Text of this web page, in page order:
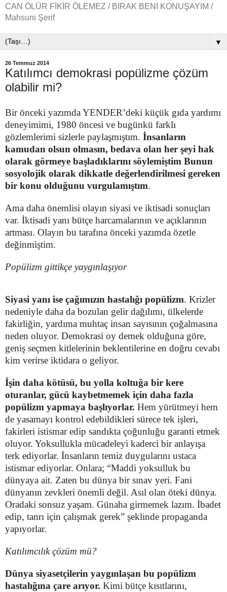
CAN ÖLÜR FİKİR ÖLEMEZ / BIRAK BENİ KONUŞAYIM /
Mahsuni Şerif
▼
26 Temmuz 2014
Katılımcı demokrasi popülizme çözüm
olabilir mi?
Bir önceki yazımda YENDER’deki küçük gıda yardımı
deneyimimi, 1980 öncesi ve bugünkü farklı
gözlemlerimi sizlerle paylaşmıştım. İnsanların
kamudan olsun olmasın, bedava olan her şeyi hak
olarak görmeye başladıklarını söylemiştim Bunun
sosyolojik olarak dikkatle değerlendirilmesi gereken
bir konu olduğunu vurgulamıştım.
Ama daha önemlisi olayın siyasi ve iktisadi sonuçları
var. İktisadi yanı bütçe harcamalarının ve açıklarının
artması. Olayın bu tarafına önceki yazımda özetle
değinmiştim.
Popülizm gittikçe yaygınlaşıyor
Siyasi yanı ise çağımızın hastalığı popülizm. Krizler
nedeniyle daha da bozulan gelir dağılımı, ülkelerde
fakirliğin, yardıma muhtaç insan sayısının çoğalmasına
neden oluyor. Demokrasi oy demek olduğuna göre,
geniş seçmen kitlelerinin beklentilerine en doğru cevabı
kim verirse iktidara o geliyor.
İşin daha kötüsü, bu yolla koltuğa bir kere
oturanlar, gücü kaybetmemek için daha fazla
popülizm yapmaya başlıyorlar. Hem yürütmeyi hem
de yasamayı kontrol edebildikleri sürece tek işleri,
fakirleri istismar edip sandıkta çoğunluğu garanti etmek
oluyor. Yoksullukla mücadeleyi kaderci bir anlayışa
terk ediyorlar. İnsanların temiz duygularını ustaca
istismar ediyorlar. Onlara; “Maddi yoksulluk bu
dünyaya ait. Zaten bu dünya bir sınav yeri. Fani
dünyanın zevkleri önemli değil. Asıl olan öteki dünya.
Oradaki sonsuz yaşam. Günaha girmemek lazım. İbadet
edip, tanrı için çalışmak gerek” şeklinde propaganda
yapıyorlar.
Katılımcılık çözüm mü?
Dünya siyasetçilerin yaygınlaşan bu popülizm
hastalığına çare arıyor. Kimi bütçe kısıtlarını,